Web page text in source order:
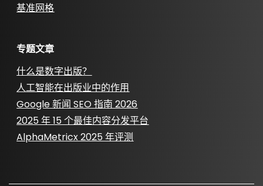
基准网格
专题文章
什么是数字出版？
人工智能在出版业中的作用
Google 新闻 SEO 指南 2026
2025 年 15 个最佳内容分发平台
AlphaMetricx 2025 年评测